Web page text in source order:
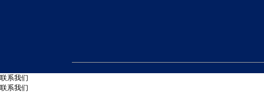
联系我们
联系我们